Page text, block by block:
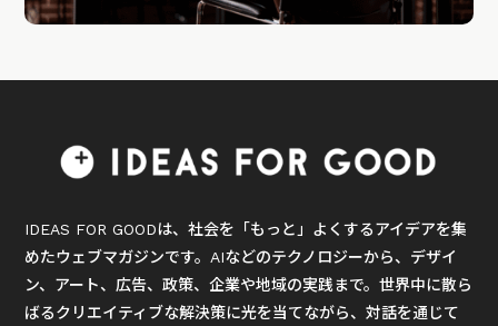
IDEAS FOR GOODは、社会を「もっと」よくするアイデアを集
めたウェブマガジンです。AIなどのテクノロジーから、デザイ
ン、アート、広告、政策、企業や地域の実践まで。世界中に散ら
ばるクリエイティブな解決策に光を当てながら、対話を通じて